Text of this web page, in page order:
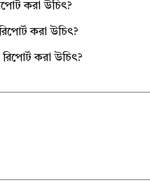
করা উচিৎ?
করা উচিৎ?
করা উচিৎ?